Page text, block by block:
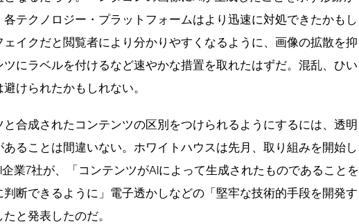
テクノロジー・プラットフォームはより迅速に対処できたかもし
イクだと閲覧者により分かりやすくなるように、画像の拡散を抑
ツにラベルを付けるなど速やかな措置を取れたはずだ。混乱、ひい
けられたかもしれない。
合成されたコンテンツの区別をつけられるようにするには、透明
ることは間違いない。ホワイトハウスは先月、取り組みを開始し
業7社が、「コンテンツがAIによって生成されたものであることを
断できるように」電子透かしなどの「堅牢な技術的手段を開発す
と発表したのだ。